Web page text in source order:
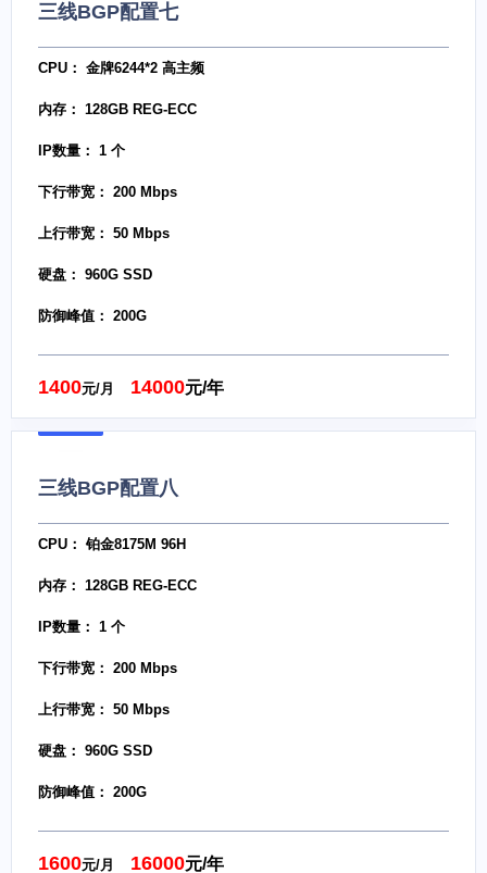
三线BGP配置七
CPU： 金牌6244*2 高主频
内存： 128GB REG-ECC
IP数量： 1 个
下行带宽： 200 Mbps
上行带宽： 50 Mbps
硬盘： 960G SSD
防御峰值： 200G
1400元/月 14000元/年
三线BGP配置八
CPU： 铂金8175M 96H
内存： 128GB REG-ECC
IP数量： 1 个
下行带宽： 200 Mbps
上行带宽： 50 Mbps
硬盘： 960G SSD
防御峰值： 200G
1600元/月 16000元/年